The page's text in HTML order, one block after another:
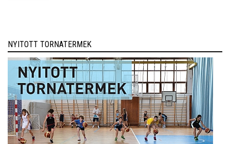
NYITOTT TORNATERMEK